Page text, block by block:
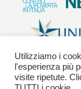
Utilizziamo i
l'esperienza più
visite ripetute.